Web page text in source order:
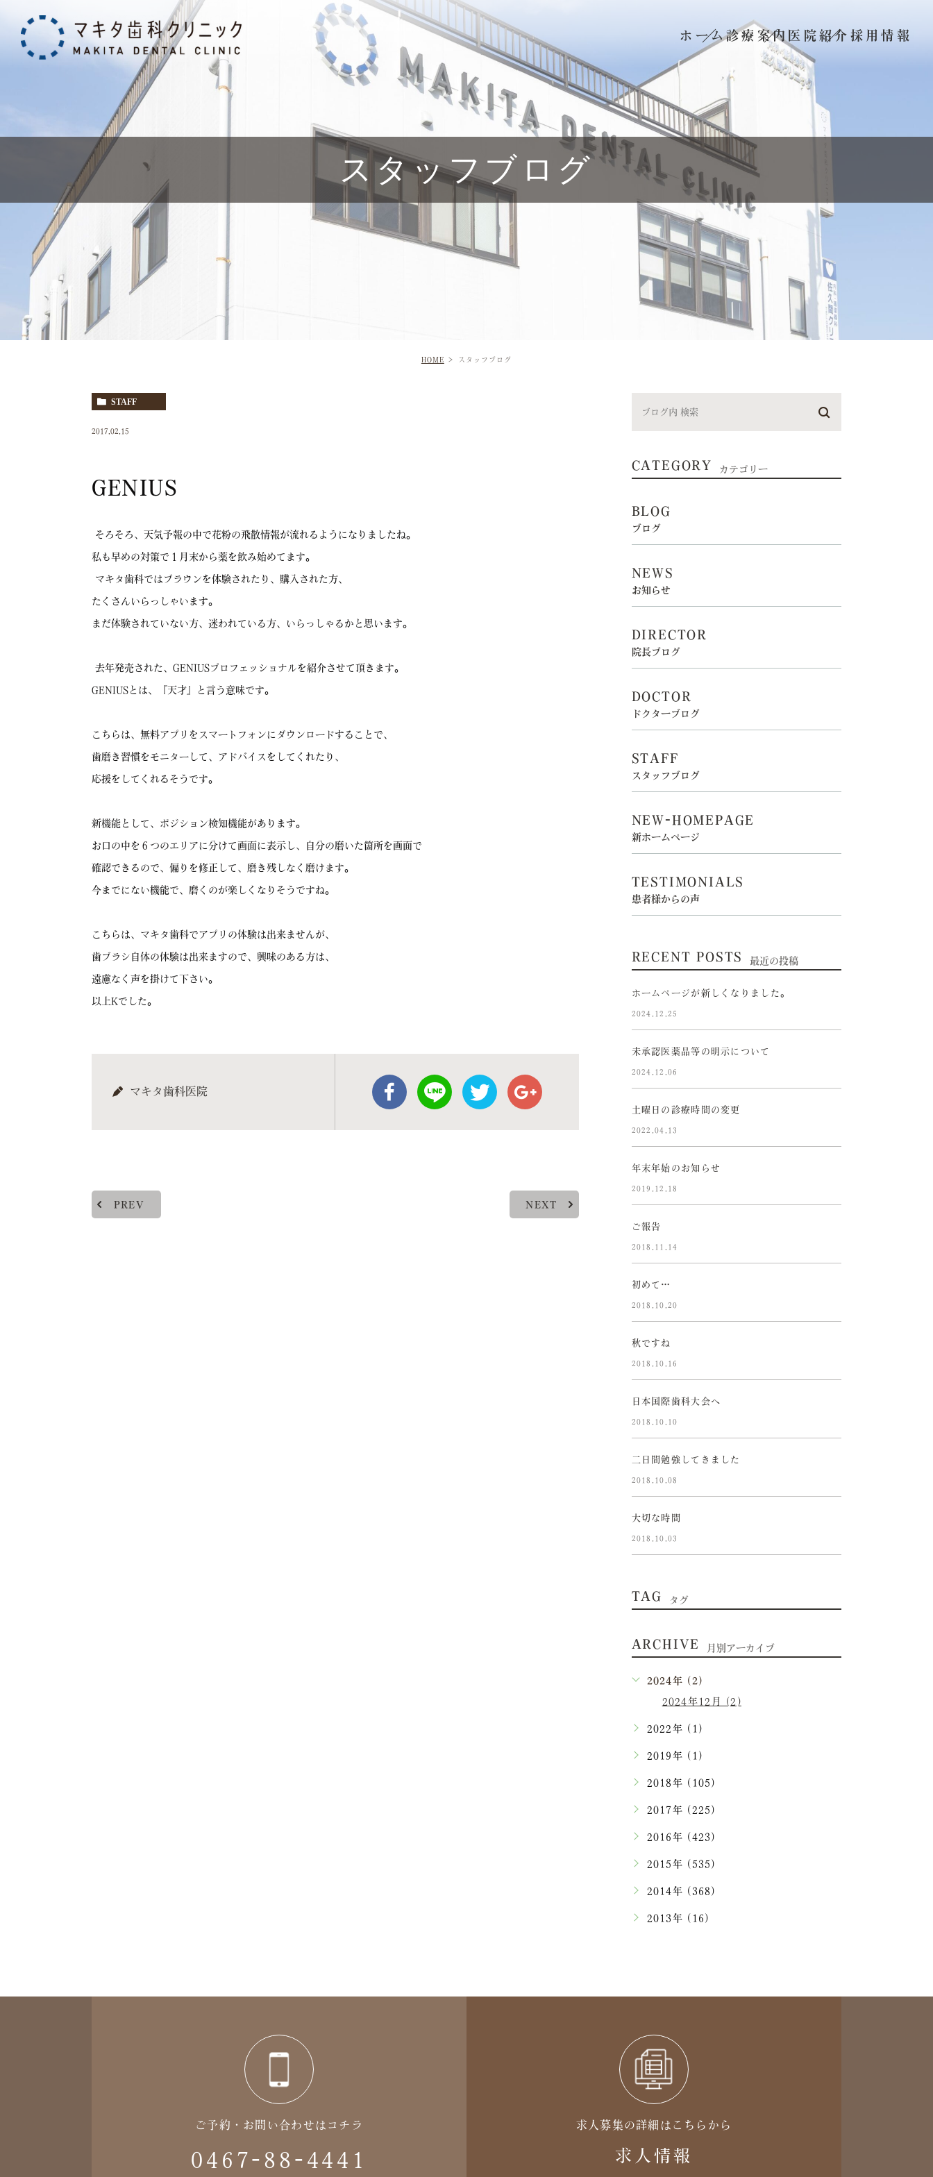
ホーム診療案内 医院紹介 採用情報
スタッフブログ
HOME スタッフブログ
STAFF
2017.02.15
GENIUS
そろそろ、天気予報の中で花粉の飛散情報が流れるようになりましたね。
私も早めの対策で１月末から薬を飲み始めてます。
マキタ歯科ではブラウンを体験されたり、購入された方、
たくさんいらっしゃいます。
まだ体験されていない方、迷われている方、いらっしゃるかと思います。
去年発売された、GENIUSプロフェッショナルを紹介させて頂きます。
GENIUSとは、『天才』と言う意味です。
こちらは、無料アプリをスマートフォンにダウンロードすることで、
歯磨き習慣をモニターして、アドバイスをしてくれたり、
応援をしてくれるそうです。
新機能として、ポジション検知機能があります。
お口の中を６つのエリアに分けて画面に表示し、自分の磨いた箇所を画面で
確認できるので、偏りを修正して、磨き残しなく磨けます。
今までにない機能で、磨くのが楽しくなりそうですね。
こちらは、マキタ歯科でアプリの体験は出来ませんが、
歯ブラシ自体の体験は出来ますので、興味のある方は、
遠慮なく声を掛けて下さい。
以上Kでした。
マキタ歯科医院
PREV NEXT
CATEGORY カテゴリー
BLOG
ブログ
NEWS
お知らせ
DIRECTOR
院長ブログ
DOCTOR
ドクターブログ
STAFF
スタッフブログ
NEW-HOMEPAGE
新ホームページ
TESTIMONIALS
患者様からの声
RECENT POSTS 最近の投稿
ホームページが新しくなりました。
2024.12.25
未承認医薬品等の明示について
2024.12.06
土曜日の診療時間の変更
2022.04.13
年末年始のお知らせ
2019.12.18
ご報告
2018.11.14
初めて…
2018.10.20
秋ですね
2018.10.16
日本国際歯科大会へ
2018.10.10
二日間勉強してきました
2018.10.08
大切な時間
2018.10.03
TAG タグ
ARCHIVE 月別アーカイブ
2024年 (2)
2024年12月 (2)
2022年 (1)
2019年 (1)
2018年 (105)
2017年 (225)
2016年 (423)
2015年 (535)
2014年 (368)
2013年 (16)
ご予約・お問い合わせはコチラ
0467-88-4441
求人募集の詳細はこちらから
求人情報